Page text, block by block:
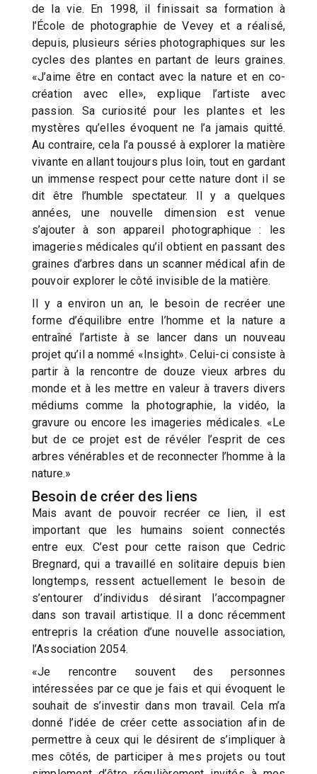
de la vie. En 1998, il finissait sa formation à
l’École de photographie de Vevey et a réalisé,
depuis, plusieurs séries photographiques sur les
cycles des plantes en partant de leurs graines.
«J’aime être en contact avec la nature et en co-
création avec elle», explique l’artiste avec
passion. Sa curiosité pour les plantes et les
mystères qu’elles évoquent ne l’a jamais quitté.
Au contraire, cela l’a poussé à explorer la matière
vivante en allant toujours plus loin, tout en gardant
un immense respect pour cette nature dont il se
dit être l’humble spectateur. Il y a quelques
années, une nouvelle dimension est venue
s’ajouter à son appareil photographique : les
imageries médicales qu’il obtient en passant des
graines d’arbres dans un scanner médical afin de
pouvoir explorer le côté invisible de la matière.
Il y a environ un an, le besoin de recréer une
forme d’équilibre entre l’homme et la nature a
entraîné l’artiste à se lancer dans un nouveau
projet qu’il a nommé «Insight». Celui-ci consiste à
partir à la rencontre de douze vieux arbres du
monde et à les mettre en valeur à travers divers
médiums comme la photographie, la vidéo, la
gravure ou encore les imageries médicales. «Le
but de ce projet est de révéler l’esprit de ces
arbres vénérables et de reconnecter l’homme à la
nature.»
Besoin de créer des liens
Mais avant de pouvoir recréer ce lien, il est
important que les humains soient connectés
entre eux. C’est pour cette raison que Cedric
Bregnard, qui a travaillé en solitaire depuis bien
longtemps, ressent actuellement le besoin de
s’entourer d’individus désirant l’accompagner
dans son travail artistique. Il a donc récemment
entrepris la création d’une nouvelle association,
l’Association 2054.
«Je rencontre souvent des personnes
intéressées par ce que je fais et qui évoquent le
souhait de s’investir dans mon travail. Cela m’a
donné l’idée de créer cette association afin de
permettre à ceux qui le désirent de s’impliquer à
mes côtés, de participer à mes projets ou tout